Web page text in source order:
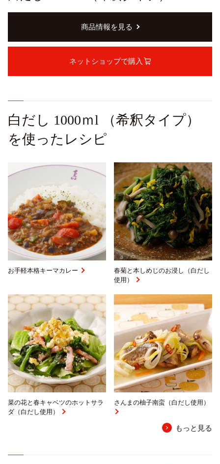
商品情報を見る
ネットショップで購入
白だし 1000ｍl （希釈タイプ）
を使ったレシピ
お手軽本格キーマカレー
春菊と本しめじのお浸し（白だし
使用）
菜の花と春キャベツのホットサラ
ダ（白だし使用）
さんまの柚子南蛮（白だし使用）
もっと見る